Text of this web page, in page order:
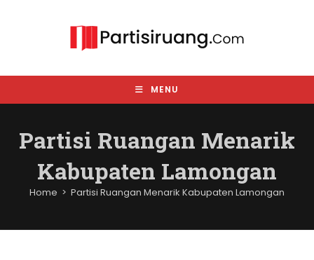
MENU
Partisi Ruangan Menarik
Kabupaten Lamongan
Home > Partisi Ruangan Menarik Kabupaten Lamongan